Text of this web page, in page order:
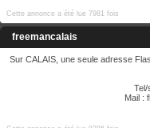
Cette annonce a été lue 7981 fois
freemancalais
Sur CALAIS, une seule adresse
Tel/
Mail :